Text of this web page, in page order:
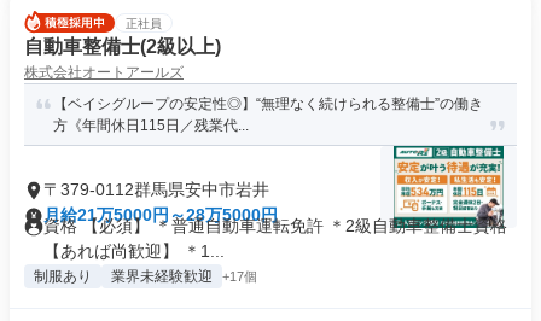
正社員
自動車整備士(2級以上)
株式会社オートアールズ
【ベイシグループの安定性◎】“無理なく続けられる整備士”の働き
方《年間休日115日／残業代...
〒379-0112群馬県安中市岩井
月給21万5000円～28万5000円
資格 【必須】 ＊普通自動車運転免許 ＊2級自動車整備士資格
【あれば尚歓迎】 ＊1...
制服あり 業界未経験歓迎 +17個